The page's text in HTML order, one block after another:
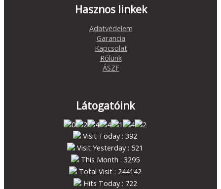
Hasznos linkek
Adatvédelem
Garancia
Kapcsolat
Rólunk
ÁSZF
Látogatóink
Visit Today : 392
Visit Yesterday : 521
This Month : 3295
Total Visit : 244142
Hits Today : 722